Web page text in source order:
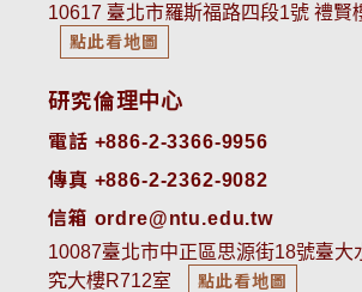
10617 臺北市羅斯福路四段1號 禮賢
點此看地圖
研究倫理中心
電話 +886-2-3366-9956
傳真 +886-2-2362-9082
信箱 ordre@ntu.edu.tw
10087臺北市中正區思源街18號臺大
究大樓R712室
點此看地圖